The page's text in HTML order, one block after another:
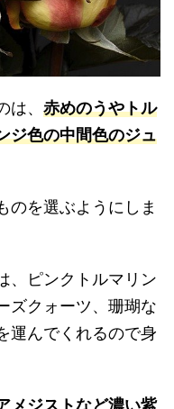
、 赤めのうやトル
ジ色の中間色のジュ
のを選ぶようにしま
、ピンクトルマリン
ズクォーツ、珊瑚な
運んでくれるので身
メジストなど濃い紫